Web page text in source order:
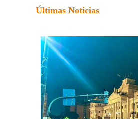
Últimas Noticias